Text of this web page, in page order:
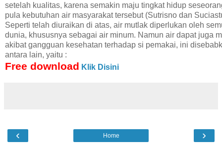
setelah kualitas, karena semakin maju tingkat hidup
pula kebutuhan air masyarakat tersebut (Sutrisno dan
Seperti telah diuraikan di atas, air mutlak diperlukan oleh
dunia, khususnya sebagai air minum. Namun air dapat juga
akibat gangguan kesehatan terhadap si pemakai, ini
antara lain, yaitu :
1. Adanya kemampuan air untuk melarutkan bahan-bahan
kandungan mineralnya, air yang berasal dari daerah
dapat berbeda.
Free download Klik Disini
‹ ›
Home